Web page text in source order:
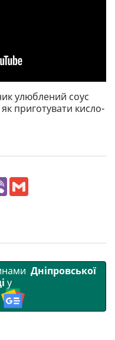
улюблений соус
як приготувати кисло-
V
Дніпровської
у